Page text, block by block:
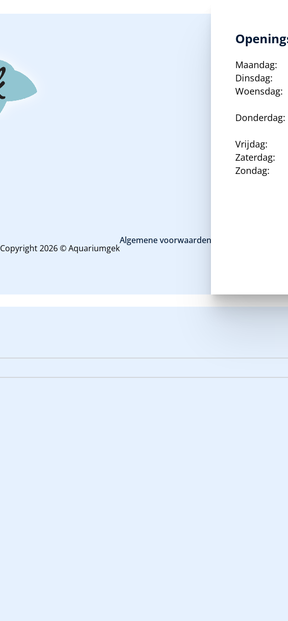
Copyright 2026 © Aquariumgek
Algemene voorwaarden en privacy beleid
Maandag:
Dinsdag:
Woensdag:
Donderdag:
Vrijdag:
Zaterdag:
Zondag: